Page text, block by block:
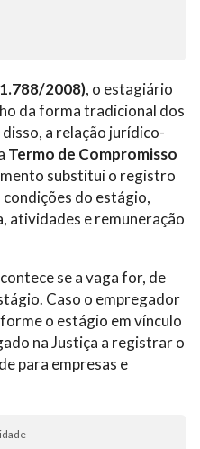
2008), o estagiário
da forma tradicional dos
a relação jurídico-
Termo de Compromisso
substitui o registro
do estágio,
atividades e remuneração
se a vaga for, de
Caso o empregador
o estágio em vínculo
na Justiça a registrar o
para empresas e